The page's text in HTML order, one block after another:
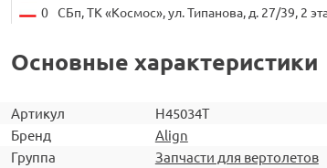
0 СБп, ТК «Космос», ул. Типанова, д. 27/39, 2
Основные характеристики
Артикул
H45034T
Бренд
Align
Группа
Запчасти для вертолетов